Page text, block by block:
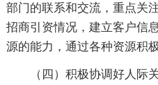
部门的联系和交流，重点关
招商引资情况，建立客户信
源的能力，通过各种资源积
（四）积极协调好人际关